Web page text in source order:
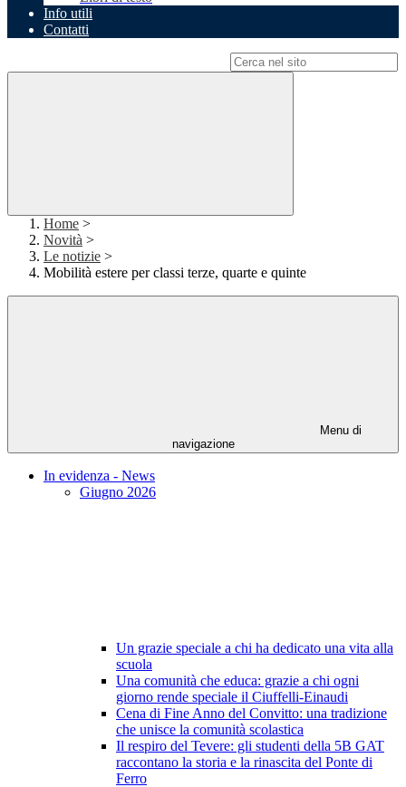
Info utili
Contatti
Home >
Novità >
Le notizie >
Mobilità estere per classi terze, quarte e quinte
Menu di
navigazione
In evidenza - News
Giugno 2026
Un grazie speciale a chi ha dedicato una vita alla
scuola
Una comunità che educa: grazie a chi ogni
giorno rende speciale il Ciuffelli-Einaudi
Cena di Fine Anno del Convitto: una tradizione
che unisce la comunità scolastica
Il respiro del Tevere: gli studenti della 5B GAT
raccontano la storia e la rinascita del Ponte di
Ferro